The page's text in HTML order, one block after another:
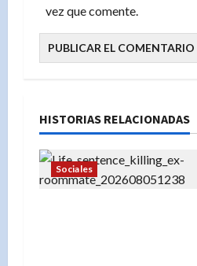
vez que comente.
HISTORIAS RELACIONADAS
Sociales